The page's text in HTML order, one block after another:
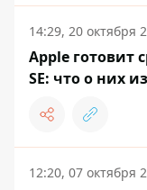
14:29, 20 октября
Apple готовит
SE: что о них
12:20, 07 октября